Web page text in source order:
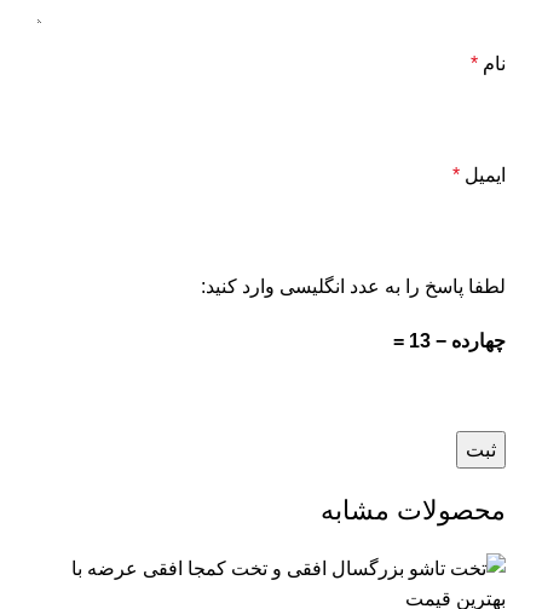
نام *
ایمیل *
لطفا پاسخ را به عدد انگلیسی وارد کنید:
چهارده − 13 =
محصولات مشابه